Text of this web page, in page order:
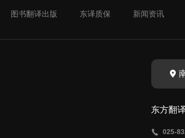
图书翻译出版 东译质保 新闻资讯
东方翻
025-